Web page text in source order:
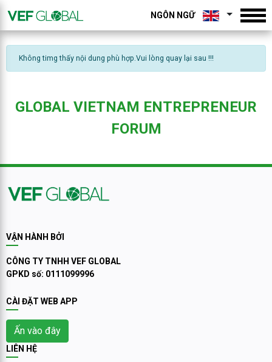
NGÔN NGỮ
Không timg thấy nội dung phù hợp.Vui lòng quay lại sau !!!
GLOBAL VIETNAM ENTREPRENEUR
FORUM
VẬN HÀNH BỞI
CÔNG TY TNHH VEF GLOBAL
GPKD số: 0111099996
CÀI ĐẶT WEB APP
Ấn vào đây
LIÊN HỆ